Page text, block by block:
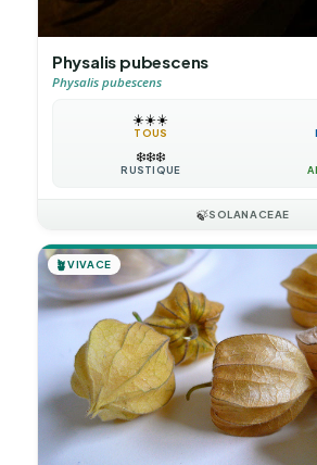
Physalis pubescens
Physalis pubescens
☀️☀️☀️
TOUS
❄️❄️❄️
RUSTIQUE
🍃SOLANACEAE
🪴VIVACE